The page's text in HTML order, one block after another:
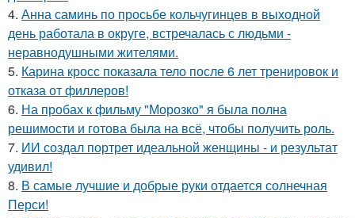
4. Анна саминь по просьбе кольчугинцев в выходной
день работала в округе, встречалась с людьми -
неравнодушными жителями.
5. Карина кросс показала тело после 6 лет тренировок и
отказа от филлеров!
6. На пробах к фильму "Морозко" я была полна
решимости и готова была на всё, чтобы получить роль.
7. ИИ создал портрет идеальной женщины - и результат
удивил!
8. В самые лучшие и добрые руки отдается солнечная
Перси!